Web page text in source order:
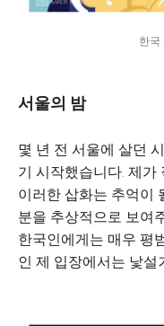
한국
서울의 밤
몇 년 전 서울에 살던
기 시작했습니다. 제가
이러한 삽화는 추억이
분을 추상적으로 보여
한국인에게는 매우 평
인 제 입장에서는 낯설